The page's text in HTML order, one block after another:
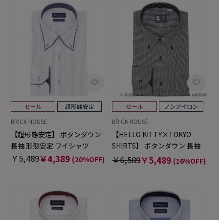
BRICK HOUSE
【超形態安定】 ボタンダウン
長袖 形態安定 ワイシャツ
￥5,489￥4,389 (20%OFF)
BRICK HOUSE
【HELLO KITTY×TOKYO
SHIRTS】 ボタンダウン 長袖
形態安定 ワイシャツ
￥6,589￥5,489 (16%OFF)